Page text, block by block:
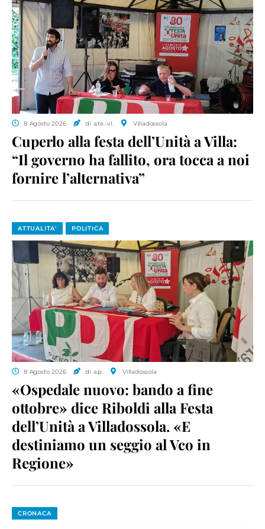
8 Agosto 2026 di a.te.-v.l. Villadossola
Cuperlo alla festa dell’Unità a Villa:
“Il governo ha fallito, ora tocca a noi
fornire l’alternativa”
ATTUALITA' POLITICA
8 Agosto 2026 di a.p. Villadossola
«Ospedale nuovo: bando a fine
ottobre» dice Riboldi alla Festa
dell’Unità a Villadossola. «E
destiniamo un seggio al Vco in
Regione»
CRONACA